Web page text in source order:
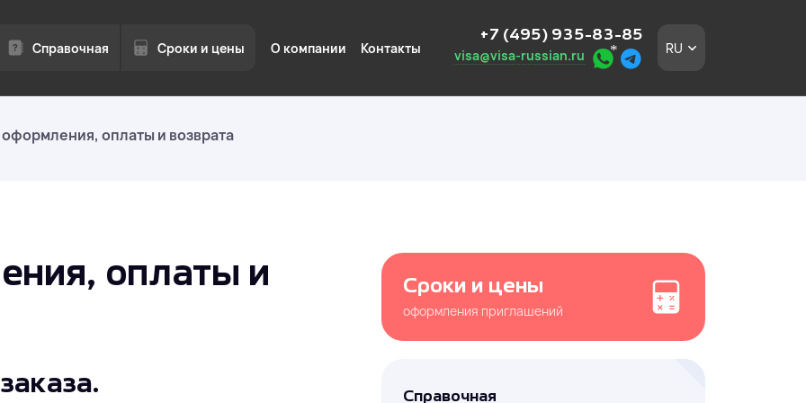
Справочная Сроки и цены О компании Контакты
+7 (495) 935-83-85
visa@visa-russian.ru RU
оплаты и возврата
оплаты и
Сроки и цены
оформления приглашений
Справочная